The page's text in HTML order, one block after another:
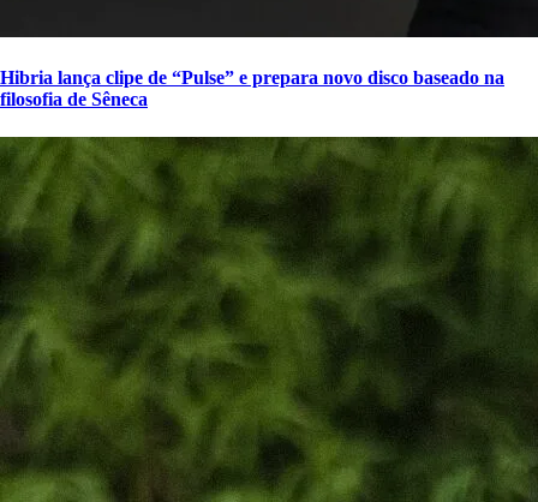
Hibria lança clipe de “Pulse” e prepara novo disco baseado na
filosofia de Sêneca